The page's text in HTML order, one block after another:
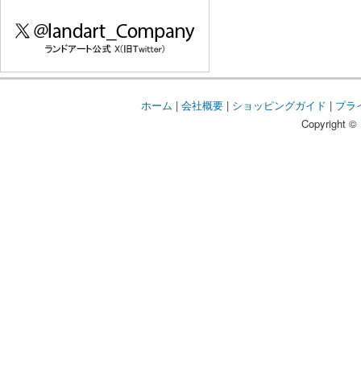
ホーム | 会社概要| ショッピングガイド | プラ
Copyright ©